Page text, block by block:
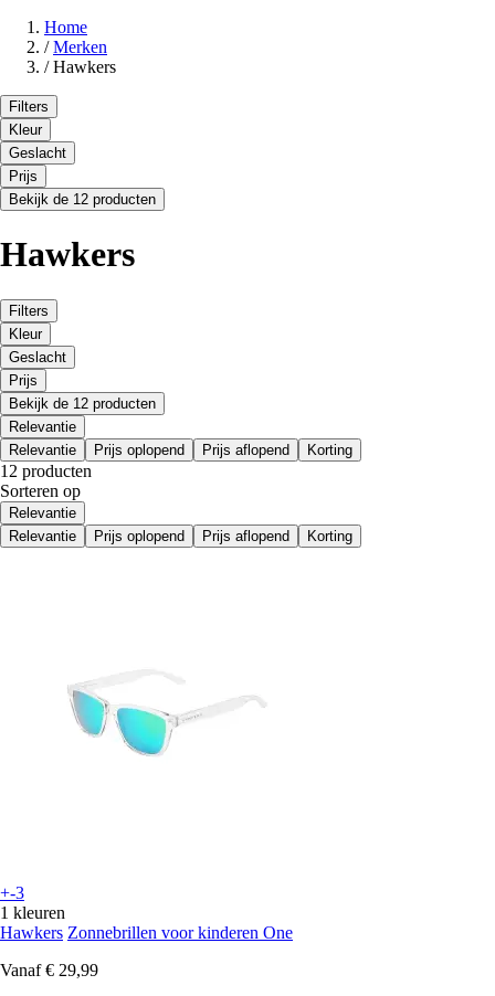
Home
/ Merken
/ Hawkers
Filters
Kleur
Geslacht
Prijs
Bekijk de 12 producten
Hawkers
Filters
Kleur
Geslacht
Prijs
Bekijk de 12 producten
Relevantie
Relevantie
Prijs oplopend Prijs aflopend Korting
12 producten
Sorteren op
Relevantie
Relevantie
Prijs oplopend Prijs aflopend Korting
+-3
1 kleuren
Hawkers Zonnebrillen voor kinderen One
Vanaf € 29,99